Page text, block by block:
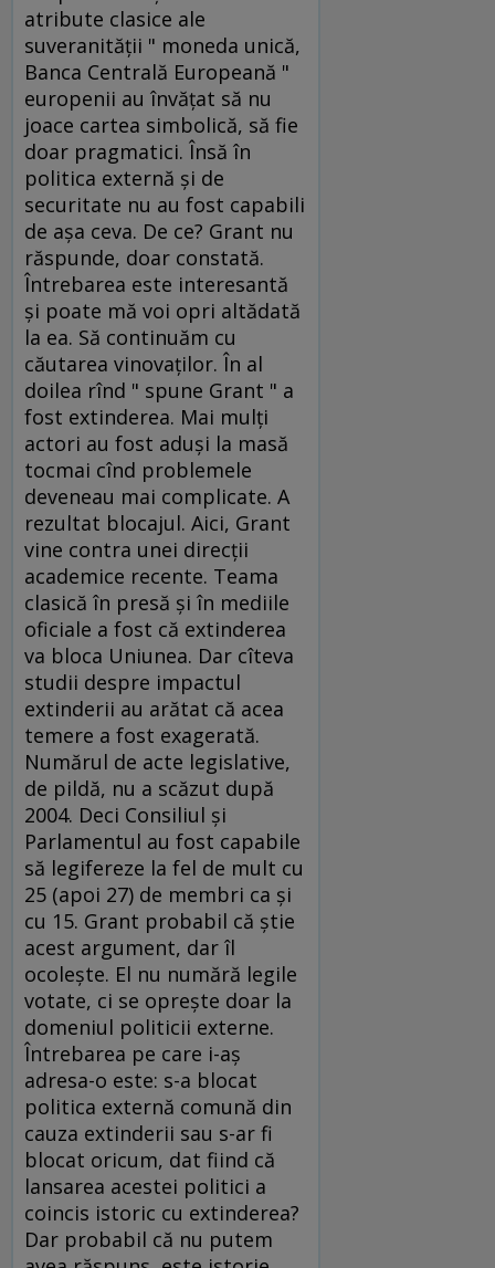
atribute clasice ale
suveranităţii " moneda unică,
Banca Centrală Europeană "
europenii au învăţat să nu
joace cartea simbolică, să fie
doar pragmatici. Însă în
politica externă şi de
securitate nu au fost capabili
de aşa ceva. De ce? Grant nu
răspunde, doar constată.
Întrebarea este interesantă
şi poate mă voi opri altădată
la ea. Să continuăm cu
căutarea vinovaţilor. În al
doilea rînd " spune Grant " a
fost extinderea. Mai mulţi
actori au fost aduşi la masă
tocmai cînd problemele
deveneau mai complicate. A
rezultat blocajul. Aici, Grant
vine contra unei direcţii
academice recente. Teama
clasică în presă şi în mediile
oficiale a fost că extinderea
va bloca Uniunea. Dar cîteva
studii despre impactul
extinderii au arătat că acea
temere a fost exagerată.
Numărul de acte legislative,
de pildă, nu a scăzut după
2004. Deci Consiliul şi
Parlamentul au fost capabile
să legifereze la fel de mult cu
25 (apoi 27) de membri ca şi
cu 15. Grant probabil că ştie
acest argument, dar îl
ocoleşte. El nu numără legile
votate, ci se opreşte doar la
domeniul politicii externe.
Întrebarea pe care i-aş
adresa-o este: s-a blocat
politica externă comună din
cauza extinderii sau s-ar fi
blocat oricum, dat fiind că
lansarea acestei politici a
coincis istoric cu extinderea?
Dar probabil că nu putem